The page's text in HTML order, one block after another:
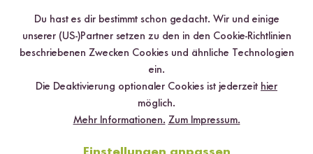
Löwenmäulchen62 09.10.2025
aber das hat mich nicht gestört.
Du hast es dir bestimmt schon gedacht. Wir und einige
unserer (US-)Partner setzen zu den in den Cookie-Richtlinien
beschriebenen Zwecken Cookies und ähnliche Technologien
ein.
Die Deaktivierung optionaler Cookies ist jederzeit hier
möglich.
Mehr Informationen. Zum Impressum.